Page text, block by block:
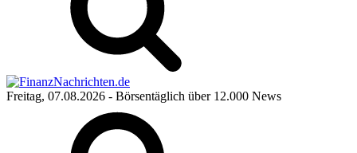
Freitag, 07.08.2026 - Börsentäglich über 12.000 News